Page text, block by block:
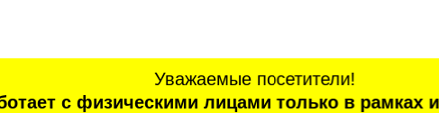
Уважаемые посетители!
с физическими лицами только в рамках